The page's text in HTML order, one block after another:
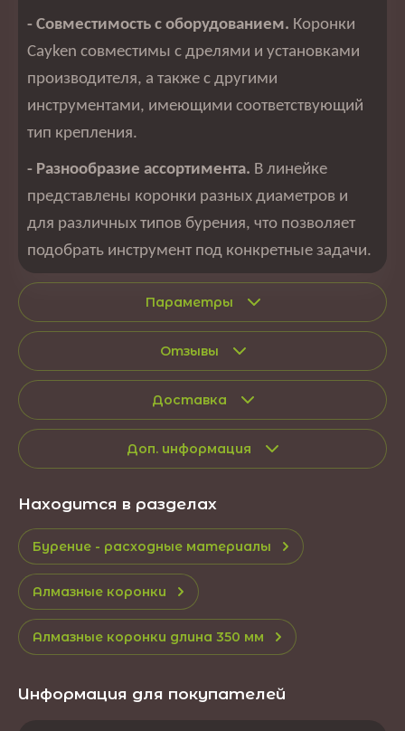
- Совместимость с оборудованием. Коронки
Cayken совместимы с дрелями и установками
производителя, а также с другими
инструментами, имеющими соответствующий
тип крепления.
- Разнообразие ассортимента. В линейке
представлены коронки разных диаметров и
для различных типов бурения, что позволяет
подобрать инструмент под конкретные задачи.
Параметры
Отзывы
Доставка
Доп. информация
Находится в разделах
Бурение - расходные материалы
Алмазные коронки
Алмазные коронки длина 350 мм
Информация для покупателей